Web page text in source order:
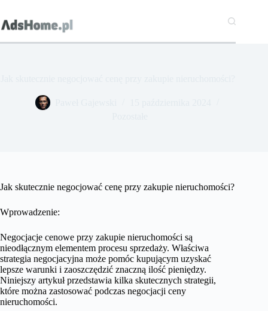
treści
Jak skutecznie negocjować cenę przy zakupie nieruchomości?
Wprowadzenie:
Negocjacje cenowe przy zakupie nieruchomości są
nieodłącznym elementem procesu sprzedaży. Właściwa
strategia negocjacyjna może pomóc kupującym uzyskać
lepsze warunki i zaoszczędzić znaczną ilość pieniędzy.
Niniejszy artykuł przedstawia kilka skutecznych strategii,
które można zastosować podczas negocjacji ceny
nieruchomości.